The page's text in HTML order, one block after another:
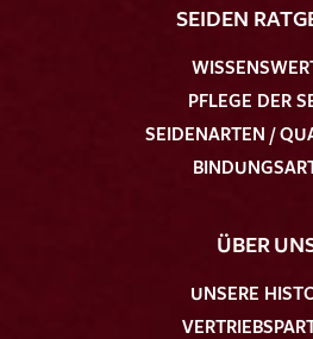
SEIDEN
PFLEGE DER
SEIDENARTEN /
ÜBER
UNSERE